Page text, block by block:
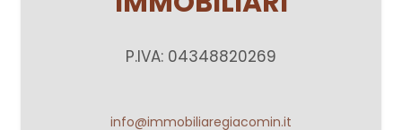
P.IVA: 04348820269
info@immobiliaregiacomin.it